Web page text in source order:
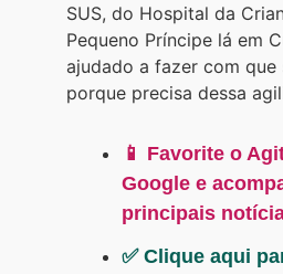
SUS, do Hospital da
Pequeno Príncipe lá em
ajudado a fazer com que
porque precisa dessa
📱 Favorite o
Google e
principais
✅ Clique aqui